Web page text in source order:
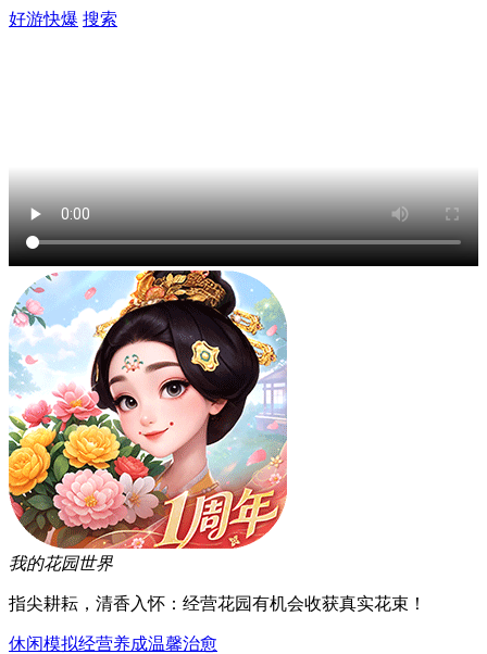
好游快爆 搜索
我的花园世界
指尖耕耘，清香入怀：经营花园有机会收获真实花束！
休闲模拟经营养成温馨治愈